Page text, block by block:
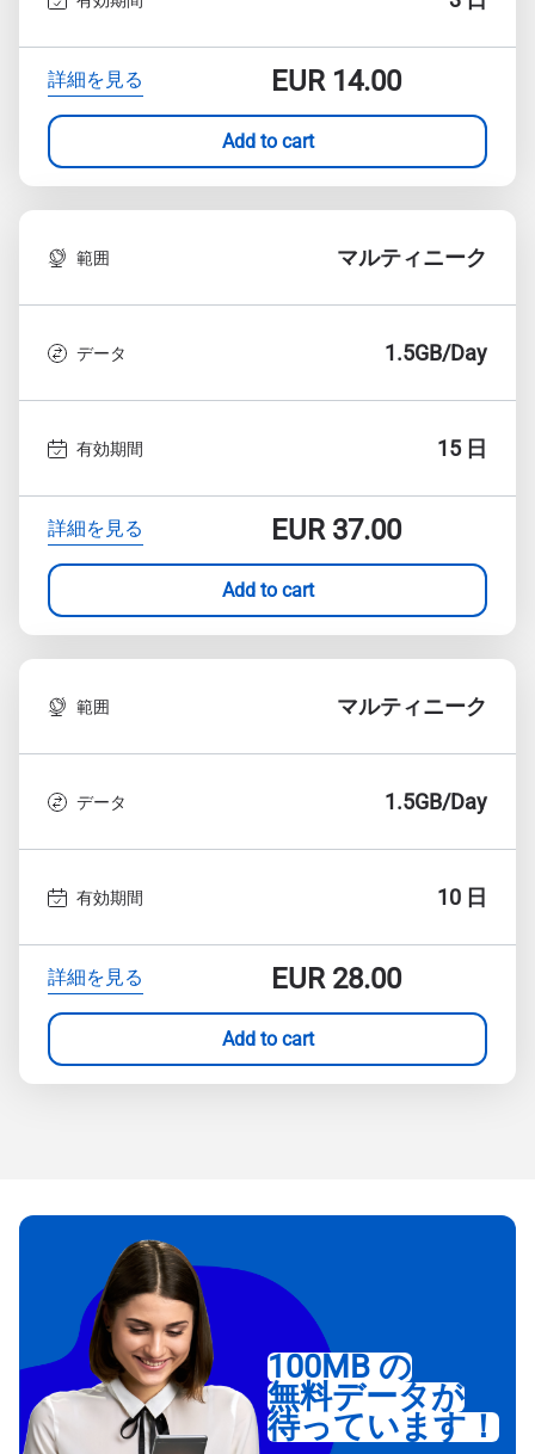
詳細を見る EUR14.00
Add to cart
範囲 マルティニーク
データ 1.5GB/Day
有効期間 15 日
詳細を見る EUR37.00
Add to cart
範囲 マルティニーク
データ 1.5GB/Day
有効期間 10 日
詳細を見る EUR28.00
Add to cart
100MB の
無料データが
待っています！